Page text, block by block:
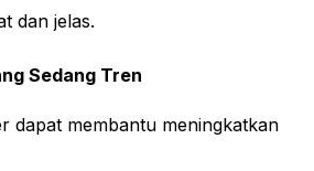
dan jelas.
Sedang Tren
dapat membantu meningkatkan